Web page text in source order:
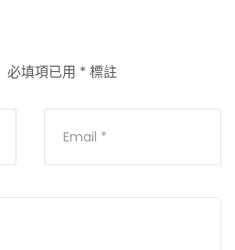
必填項已用 * 標註